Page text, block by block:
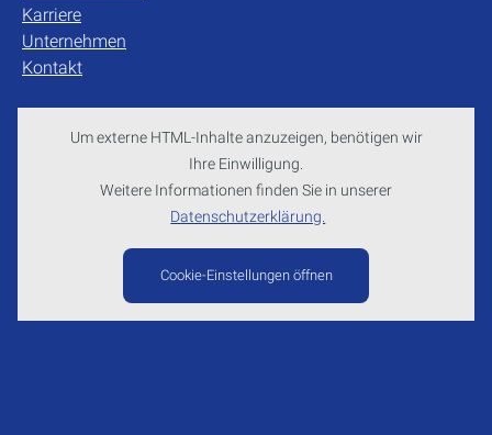
Karriere
Unternehmen
Kontakt
Um externe HTML-Inhalte anzuzeigen, benötigen wir
Ihre Einwilligung.
Weitere Informationen finden Sie in unserer
Datenschutzerklärung.
Cookie-Einstellungen öffnen